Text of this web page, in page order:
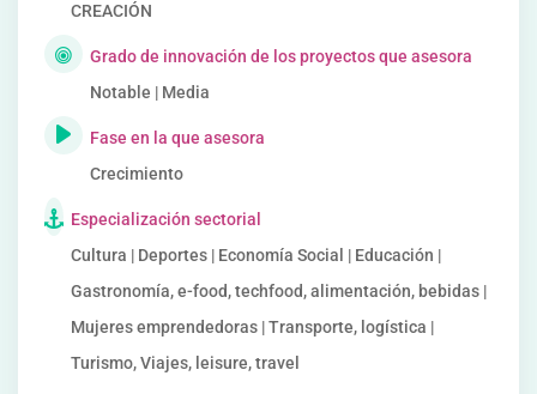
CREACIÓN
Grado de innovación de los proyectos que asesora
Notable | Media
Fase en la que asesora
Crecimiento
Especialización sectorial
Cultura | Deportes | Economía Social | Educación |
Gastronomía, e-food, techfood, alimentación, bebidas |
Mujeres emprendedoras | Transporte, logística |
Turismo, Viajes, leisure, travel